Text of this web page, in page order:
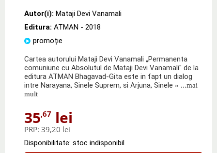
Autor(i): Mataji Devi Vanamali
Editura: ATMAN - 2018
promoție
Cartea autorului Mataji Devi Vanamali „Permanenta
comuniune cu Absolutul de Mataji Devi Vanamali" de la
editura ATMAN Bhagavad-Gita este in fapt un dialog
intre Narayana, Sinele Suprem, si Arjuna, Sinele » ...mai
mult
35,67 lei
PRP: 39,20 lei
Disponibilitate: stoc indisponibil